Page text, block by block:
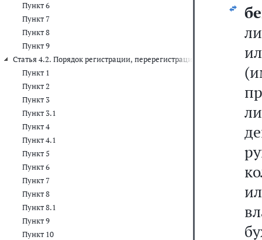
Пункт 6
Пункт 7
Пункт 8
Пункт 9
Статья 4.2. Порядок регистрации, перерегистрации и снятия с
Пункт 1
Пункт 2
Пункт 3
Пункт 3.1
Пункт 4
Пункт 4.1
Пункт 5
Пункт 6
Пункт 7
Пункт 8
Пункт 8.1
Пункт 9
Пункт 10